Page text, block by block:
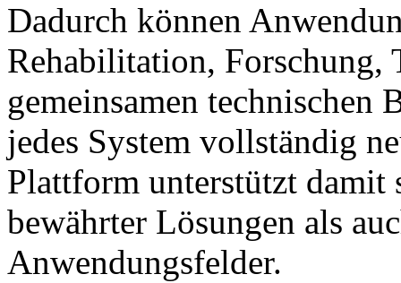
Dadurch können
Rehabilitation,
gemeinsamen technischen
jedes System vollständig
Plattform unterstützt damit
bewährter Lösungen als
Anwendungsfelder.